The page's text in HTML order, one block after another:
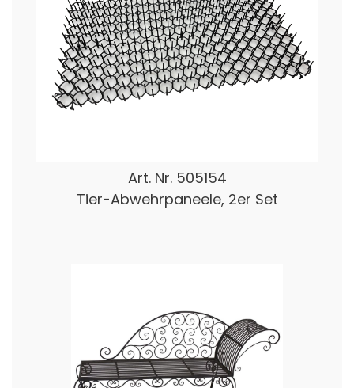
Art. Nr. 505154
Tier-Abwehrpaneele, 2er Set